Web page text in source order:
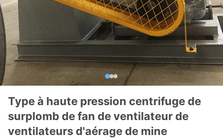
Type à haute pression centrifuge de
surplomb de fan de ventilateur de
ventilateurs d'aérage de mine